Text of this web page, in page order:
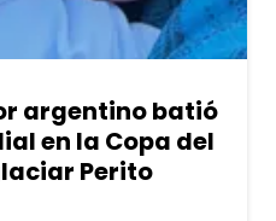
argentino batió
en la Copa del
Perito